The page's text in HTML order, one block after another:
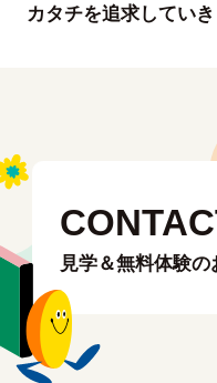
カタチを追求してい
見学＆無料体験の